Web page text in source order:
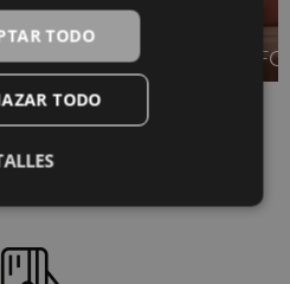
FRAGANCIAS
HOGAR
TODO
TODO